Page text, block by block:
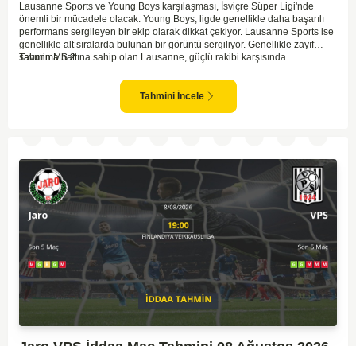
Lausanne Sports ve Young Boys karşılaşması, İsviçre Süper Ligi'nde
önemli bir mücadele olacak. Young Boys, ligde genellikle daha başarılı
performans sergileyen bir ekip olarak dikkat çekiyor. Lausanne Sports ise
genellikle alt sıralarda bulunan bir görüntü sergiliyor. Genellikle zayıf
savunma hattına sahip olan Lausanne, güçlü rakibi karşısında
Maçın sonucunda Young Boys'un galip gelme olasılığı yüksek görünüyor.
Tahmin MS 2
Tahmini İncele